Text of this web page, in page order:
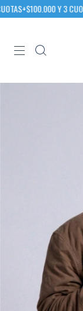
Y 3